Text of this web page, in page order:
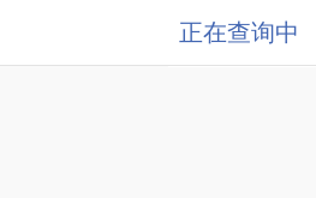
正在查询中